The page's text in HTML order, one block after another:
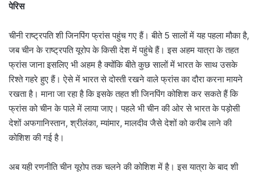
पेरिस
चीनी राष्ट्रपति शी जिनपिंग फ्रांस पहुंच गए हैं। बीते 5 सालों में यह पहला मौका है,
जब चीन के राष्ट्रपति यूरोप के किसी देश में पहुंचे हैं। इस अहम यात्रा के तहत
फ्रांस जाना इसलिए भी अहम है क्योंकि बीते कुछ सालों में भारत के साथ उसके
रिश्ते गहरे हुए हैं। ऐसे में भारत से दोस्ती रखने वाले फ्रांस का दौरा करना मायने
रखता है। माना जा रहा है कि इसके तहत शी जिनपिंग कोशिश कर सकते हैं कि
फ्रांस को चीन के पाले में लाया जाए। पहले भी चीन की ओर से भारत के पड़ोसी
देशों अफगानिस्तान, श्रीलंका, म्यांमार, मालदीव जैसे देशों को करीब लाने की
कोशिश की गई है।
अब यही रणनीति चीन यूरोप तक चलने की कोशिश में है। इस यात्रा के बाद शी